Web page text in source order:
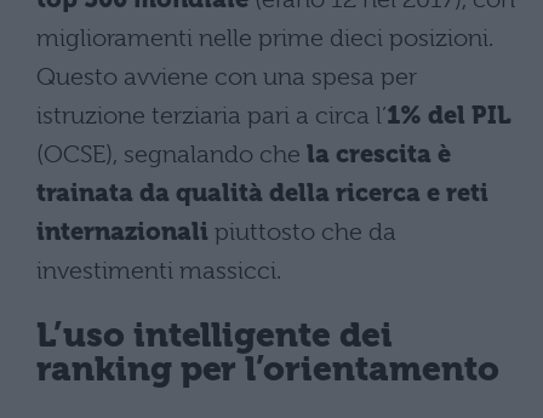
miglioramenti nelle prime dieci posizioni.
Questo avviene con una spesa per
istruzione terziaria pari a circa l’1% del PIL
(OCSE), segnalando che la crescita è
trainata da qualità della ricerca e reti
internazionali piuttosto che da
investimenti massicci.
L’uso intelligente dei
ranking per l’orientamento